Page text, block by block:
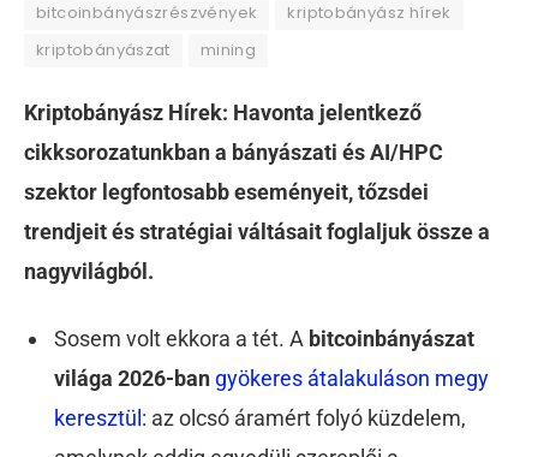
bitcoinbányászrészvények
kriptobányász hírek
kriptobányászat
mining
Kriptobányász Hírek: Havonta jelentkező
cikksorozatunkban a bányászati és AI/HPC
szektor legfontosabb eseményeit, tőzsdei
trendjeit és stratégiai váltásait foglaljuk össze a
nagyvilágból.
Sosem volt ekkora a tét. A bitcoinbányászat
világa 2026-ban gyökeres átalakuláson megy
keresztül: az olcsó áramért folyó küzdelem,